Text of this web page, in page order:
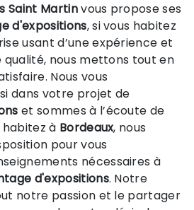
Saint Martinvous propose ses
d'expositions, si vous habitez
usant d’une expérience et
qualité, nous mettons tout en
Nous vous
dans votre projet de
et sommes à l’écoute de
habitez à Bordeaux, nous
pour vous
nécessaires à
d'expositions. Notre
notre passion et le partager